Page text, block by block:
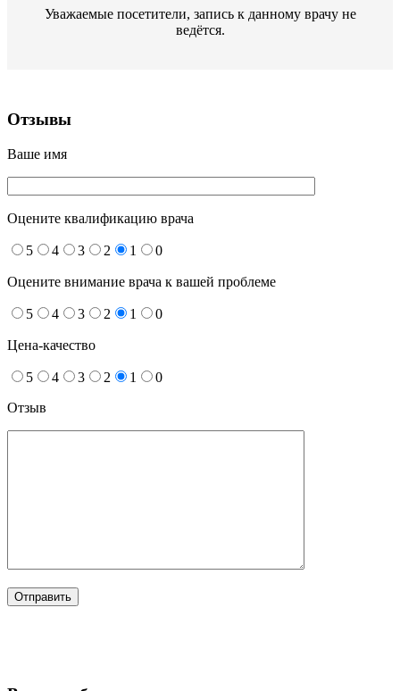
Уважаемые посетители, запись к данному врачу не
ведётся.
Отзывы
Ваше имя
Оцените квалификацию врача
5 4 3 2 1 0
Оцените внимание врача к вашей проблеме
5 4 3 2 1 0
Цена-качество
5 4 3 2 1
0
Отзыв